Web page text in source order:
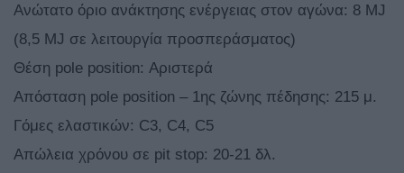
Ανώτατο όριο ανάκτησης ενέργειας στον αγώνα: 8 MJ
(8,5 MJ σε λειτουργία προσπεράσματος)
Θέση pole position: Αριστερά
Απόσταση pole position – 1ης ζώνης πέδησης: 215 μ.
Γόμες ελαστικών: C3, C4, C5
Απώλεια χρόνου σε pit stop: 20-21 δλ.